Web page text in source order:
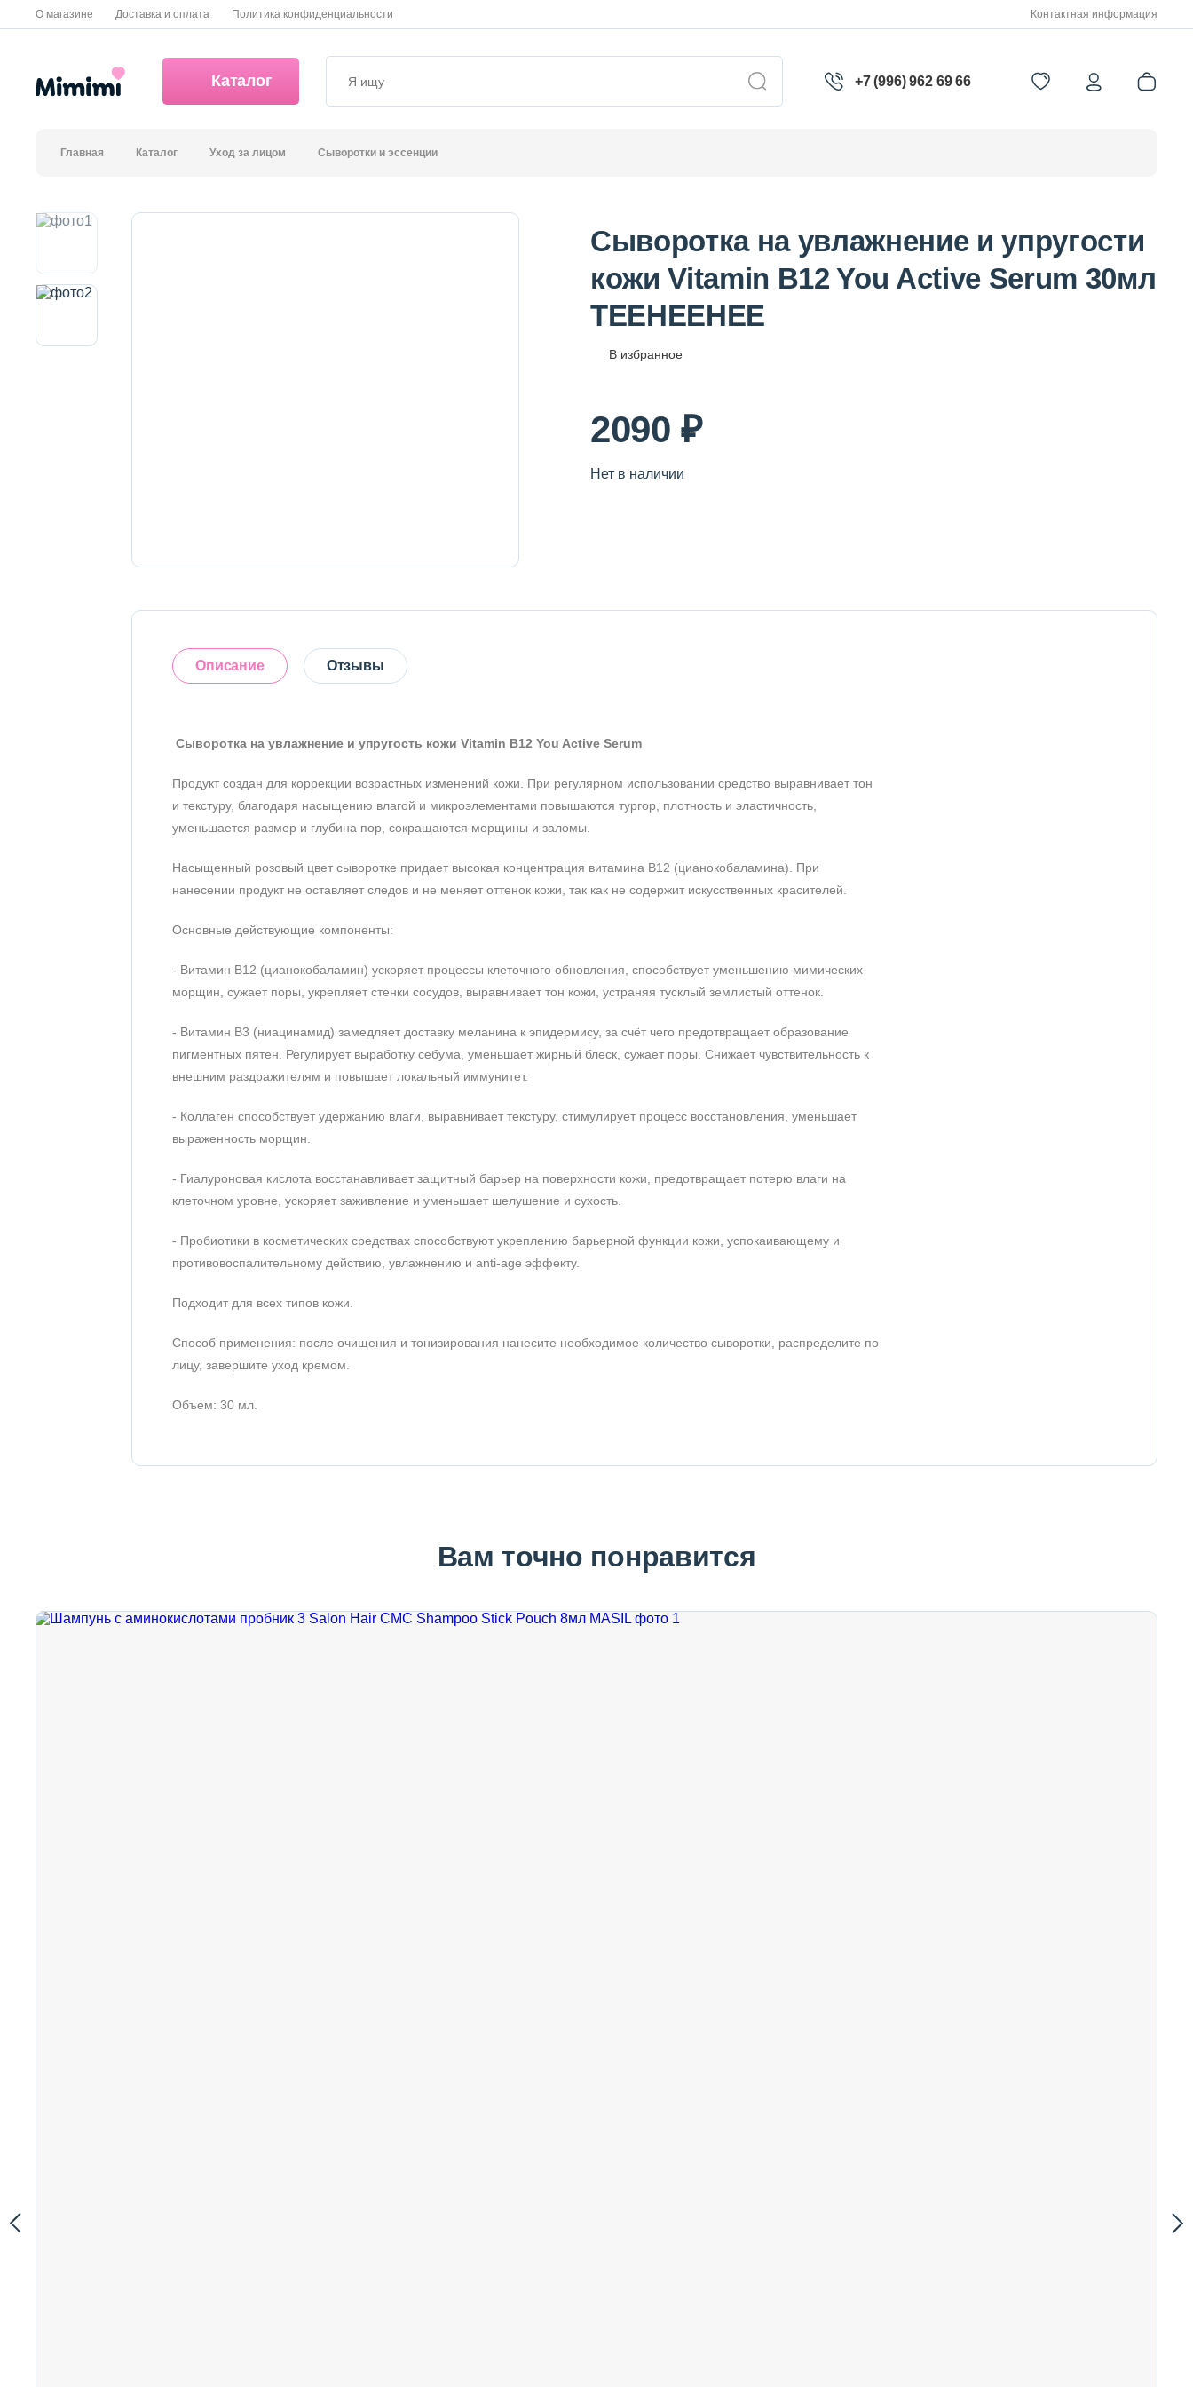
О магазине Доставка и оплата Политика конфиденциальности Контактная информация
Каталог +7 (996) 962 69 66
Главная Каталог Уход за лицом Сыворотки и эссенции
Сыворотка на увлажнение и упругости
кожи Vitamin B12 You Active Serum 30мл
TEEHEEHEE
В избранное
2090 ₽
Нет в наличии
Описание Отзывы
Сыворотка на увлажнение и упругость кожи Vitamin B12 You Active Serum
Продукт создан для коррекции возрастных изменений кожи. При регулярном использовании средство выравнивает тон
и текстуру, благодаря насыщению влагой и микроэлементами повышаются тургор, плотность и эластичность,
уменьшается размер и глубина пор, сокращаются морщины и заломы.
Насыщенный розовый цвет сыворотке придает высокая концентрация витамина B12 (цианокобаламина). При
нанесении продукт не оставляет следов и не меняет оттенок кожи, так как не содержит искусственных красителей.
Основные действующие компоненты:
- Витамин B12 (цианокобаламин) ускоряет процессы клеточного обновления, способствует уменьшению мимических
морщин, сужает поры, укрепляет стенки сосудов, выравнивает тон кожи, устраняя тусклый землистый оттенок.
- Витамин B3 (ниацинамид) замедляет доставку меланина к эпидермису, за счёт чего предотвращает образование
пигментных пятен. Регулирует выработку себума, уменьшает жирный блеск, сужает поры. Снижает чувствительность к
внешним раздражителям и повышает локальный иммунитет.
- Коллаген способствует удержанию влаги, выравнивает текстуру, стимулирует процесс восстановления, уменьшает
выраженность морщин.
- Гиалуроновая кислота восстанавливает защитный барьер на поверхности кожи, предотвращает потерю влаги на
клеточном уровне, ускоряет заживление и уменьшает шелушение и сухость.
- Пробиотики в косметических средствах способствуют укреплению барьерной функции кожи, успокаивающему и
противовоспалительному действию, увлажнению и anti-age эффекту.
Подходит для всех типов кожи.
Способ применения: после очищения и тонизирования нанесите необходимое количество сыворотки, распределите по
лицу, завершите уход кремом.
Объем: 30 мл.
Оставить отзыв
Вам точно понравится